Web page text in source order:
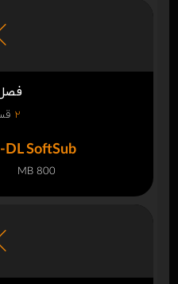
2
DL SoftSub
800 MB